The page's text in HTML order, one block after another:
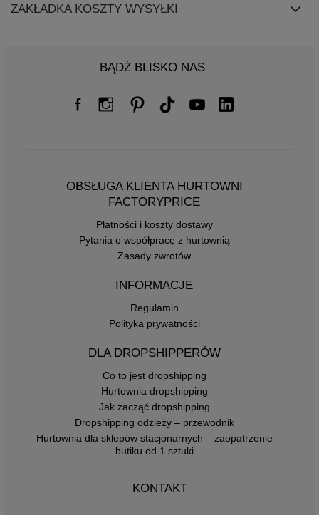
ZAKŁADKA KOSZTY WYSYŁKI
BĄDŹ BLISKO NAS
OBSŁUGA KLIENTA HURTOWNI
FACTORYPRICE
Płatności i koszty dostawy
Pytania o współpracę z hurtownią
Zasady zwrotów
INFORMACJE
Regulamin
Polityka prywatności
DLA DROPSHIPPERÓW
Co to jest dropshipping
Hurtownia dropshipping
Jak zacząć dropshipping
Dropshipping odzieży – przewodnik
Hurtownia dla sklepów stacjonarnych – zaopatrzenie
butiku od 1 sztuki
KONTAKT